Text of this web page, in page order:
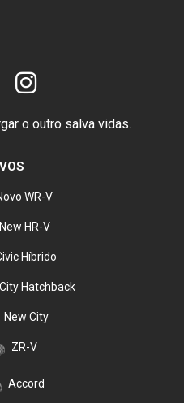
o outro salva vidas.
WR-V
New HR-V
Híbrido
Hatchback
New City
ZR-V
Accord